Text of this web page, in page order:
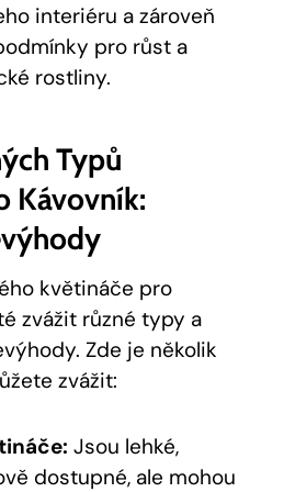
interiéru a zároveň
pro růst a
rostliny.
Typů
Kávovník:
květináče pro
zvážit různé typy a
Zde je několik
zvážit:
Jsou lehké,
dostupné, ale mohou